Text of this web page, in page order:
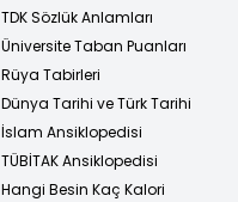
TDK Sözlük Anlamları
Üniversite Taban Puanları
Rüya Tabirleri
Dünya Tarihi ve Türk Tarihi
İslam Ansiklopedisi
TÜBİTAK Ansiklopedisi
Hangi Besin Kaç Kalori